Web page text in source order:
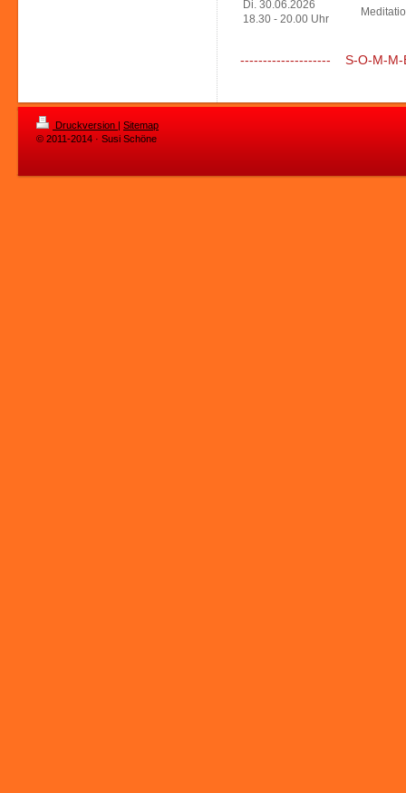
Di. 30.06.2026
18.30 - 20.00 Uhr
-------------------- S-O-M-M-
Druckversion | Sitemap
© 2011-2014 · Susi Schöne